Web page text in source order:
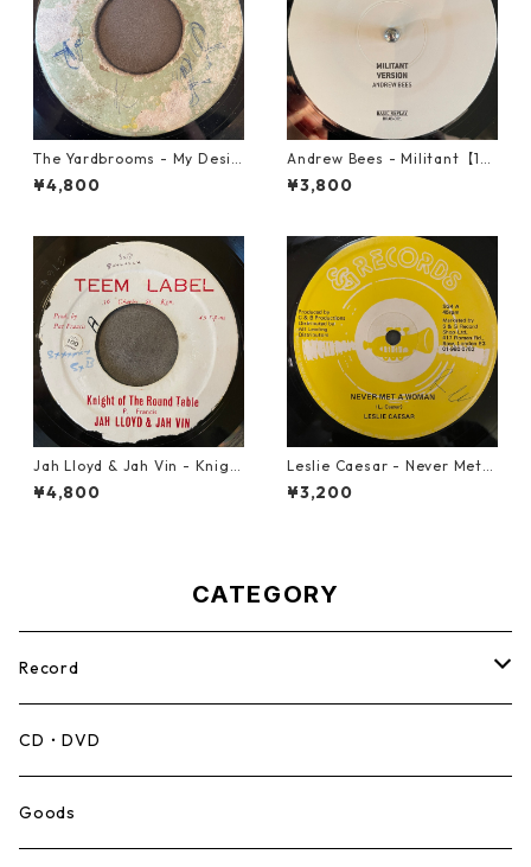
The Yardbrooms - My Desir
e【7-21922】
¥4,800
Andrew Bees ‎- Militant【12-
50066】
¥3,800
Jah Lloyd & Jah Vin - Knigh
t Of The Round Table【7-21
908】
¥4,800
Leslie Caesar - Never Met A
Woman【12-50067】
¥3,200
CATEGORY
Record
Mento,Calypso,Ballad
Ska
CD・DVD
Goods